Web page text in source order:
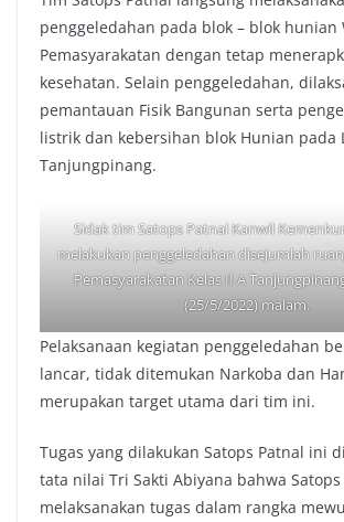
penggeledahan pada blok – blok hunian
Pemasyarakatan dengan tetap
kesehatan. Selain penggeledahan,
pemantauan Fisik Bangunan serta
listrik dan kebersihan blok Hunian pada
Tanjungpinang.
Sidak tim Satops Patnal Kanwil
melakukan penggeledahan disejumlah
Pemasyarakatan Kelas II A
(25/5/2022) malam.
Pelaksanaan kegiatan penggeledahan
lancar, tidak ditemukan Narkoba dan
merupakan target utama dari tim ini.
Tugas yang dilakukan Satops Patnal ini
tata nilai Tri Sakti Abiyana bahwa Satops
melaksanakan tugas dalam rangka